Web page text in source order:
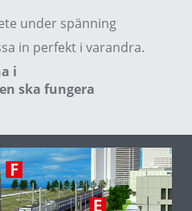
under spänning
in perfekt i varandra.
i
ska fungera